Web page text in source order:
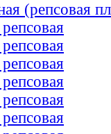
(репсовая